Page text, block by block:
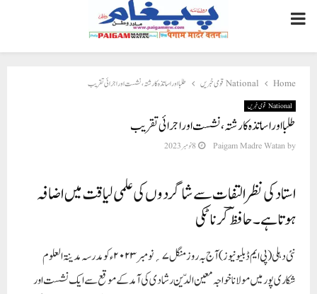
PRIMARY
MENU
Home National قومی خبریں طلبا اور اساتذہ کا رشتہ، نشست اور اجرائی تقریب
National قومی خبریں
طلبا اور اساتذہ کا رشتہ، نشست اور اجرائی تقریب
by
Paigam Madre Watan 8 نومبر 2023
استاد کی نظر التفات سے شاگردوں کی علمی لیاقت میں اضافہ
ہوتا ہے۔حافظؔ کرناٹکی
نئی دہلی (پی ایم ڈبلیو نیوز )
آج بہ روز منگل ۷؍نومبر۲۰۲۳ء کو مدرسہ مدینۃ العلوم
شکاری پور میں مولانا خواجہ معین الدّین رشادی کی آمد کے موقع سے ایک نشست اور